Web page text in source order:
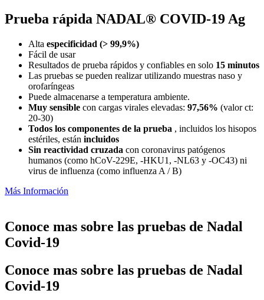
Prueba rápida NADAL® COVID-19 Ag
Alta especificidad (> 99,9%)
Fácil de usar
Resultados de prueba rápidos y confiables en solo 15 minutos
Las pruebas se pueden realizar utilizando muestras naso y
orofaríngeas
Puede almacenarse a temperatura ambiente.
Muy sensible con cargas virales elevadas: 97,56% (valor ct:
20-30)
Todos los componentes de la prueba , incluidos los hisopos
estériles, están incluidos
Sin reactividad cruzada con coronavirus patógenos
humanos (como hCoV-229E, -HKU1, -NL63 y -OC43) ni
virus de influenza (como influenza A / B)
Más Información
Conoce mas sobre las pruebas de Nadal
Covid-19
Conoce mas sobre las pruebas de Nadal
Covid-19